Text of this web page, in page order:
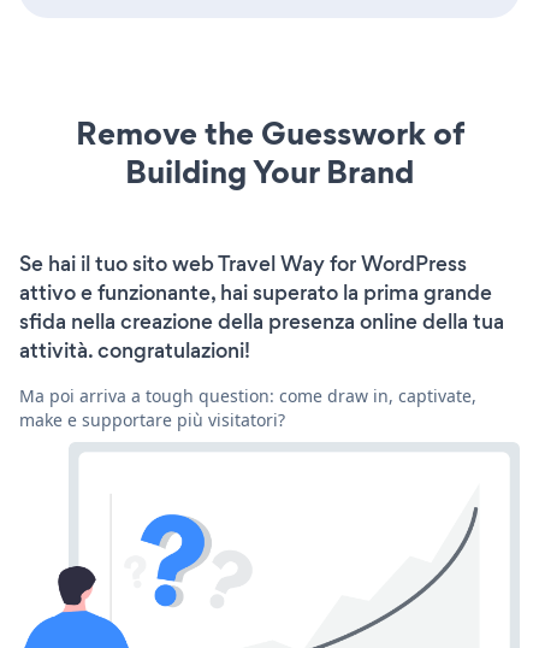
Remove the Guesswork of
Building Your Brand
Se hai il tuo sito web Travel Way for WordPress
attivo e funzionante, hai superato la prima grande
sfida nella creazione della presenza online della tua
attività. congratulazioni!
Ma poi arriva a tough question: come draw in, captivate,
make e supportare più visitatori?